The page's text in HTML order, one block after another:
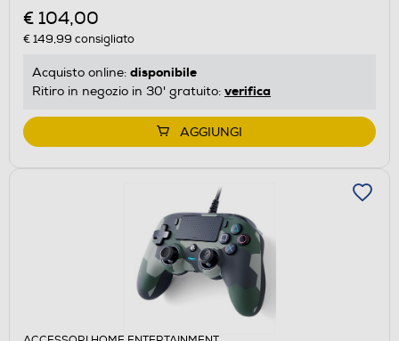
€ 104,00
€ 149,99 consigliato
Acquisto online: disponibile
Ritiro in negozio in 30' gratuito: verifica
AGGIUNGI